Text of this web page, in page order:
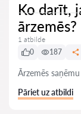
Ko darīt,
ārzemēs?
1 atbilde
0
187
Ārzemēs
Pāriet uz atbildi